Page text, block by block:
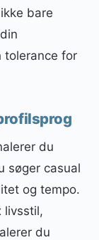
bare
tolerance for
du
søger casual
og tempo.
livsstil,
du